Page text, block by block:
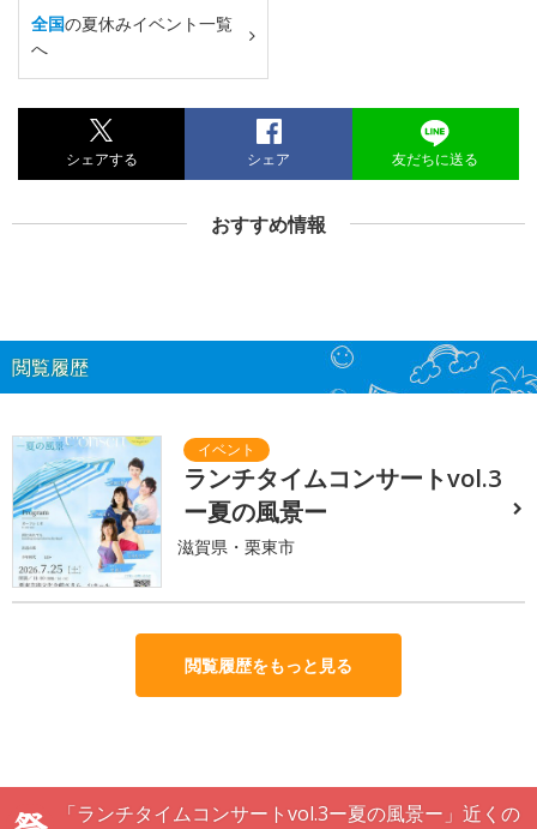
全国の夏休みイベント一覧
へ
シェアする シェア 友だちに送る
おすすめ情報
閲覧履歴
ランチタイムコンサートvol.3
ー夏の風景ー
滋賀県・栗東市
閲覧履歴をもっと見る
「ランチタイムコンサートvol.3ー夏の風景ー」近くの